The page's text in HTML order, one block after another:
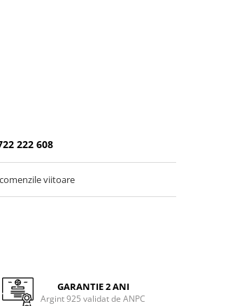
222 608
viitoare
GARANTIE 2 ANI
Argint 925 validat de ANPC